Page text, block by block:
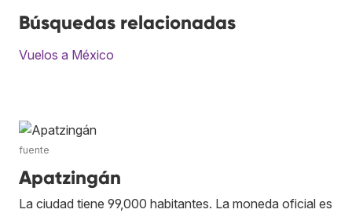
Búsquedas relacionadas
Vuelos a México
fuente
Apatzingán
La ciudad tiene 99,000 habitantes. La moneda oficial es